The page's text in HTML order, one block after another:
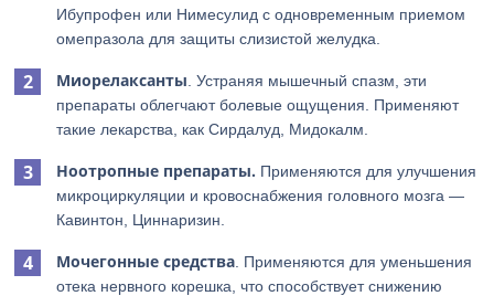
Ибупрофен или Нимесулид с одновременным приемом
омепразола для защиты слизистой желудка.
Миорелаксанты . Устраняя мышечный спазм, эти
препараты облегчают болевые ощущения. Применяют
такие лекарства, как Сирдалуд, Мидокалм.
Ноотропные препараты. Применяются для улучшения
микроциркуляции и кровоснабжения головного мозга —
Кавинтон, Циннаризин.
Мочегонные средства . Применяются для уменьшения
отека нервного корешка, что способствует снижению